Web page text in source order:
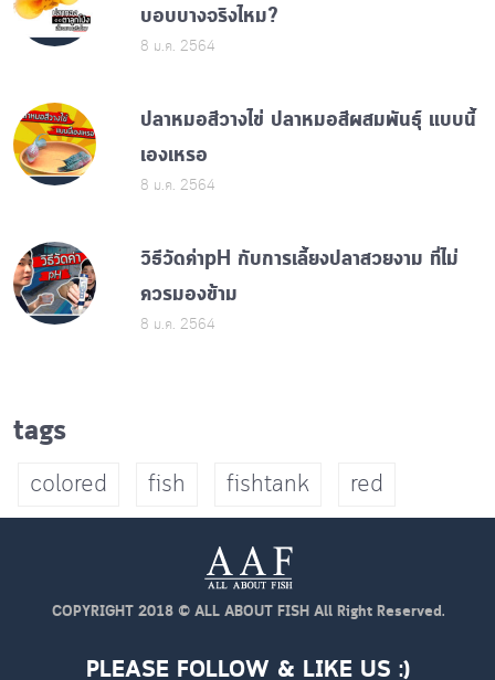
บอบบางจริงไหม?
8 ม.ค. 2564
ปลาหมอสีวางไข่ ปลาหมอสีผสมพันธุ์ แบบนี้
เองเหรอ
8 ม.ค. 2564
วิธีวัดค่าpH กับการเลี้ยงปลาสวยงาม ที่ไม่
ควรมองข้าม
8 ม.ค. 2564
tags
colored fish fishtank red
COPYRIGHT 2018 © ALL ABOUT FISH All Right Reserved.
PLEASE FOLLOW & LIKE US :)